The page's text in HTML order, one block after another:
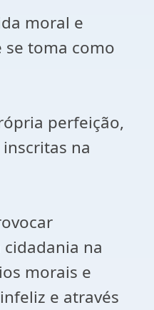
moral e
se toma como
perfeição,
na
na
morais e
e através